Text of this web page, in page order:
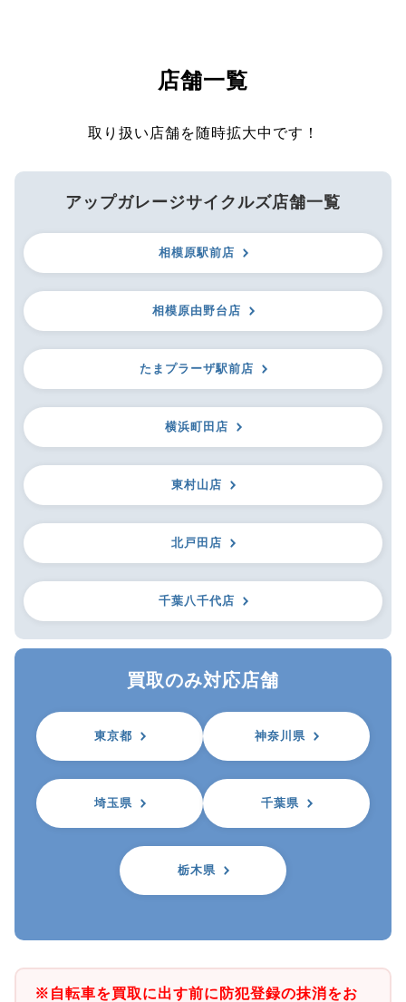
店舗一覧
取り扱い店舗を随時拡大中です！
アップガレージサイクルズ店舗一覧
相模原駅前店
相模原由野台店
たまプラーザ駅前店
横浜町田店
東村山店
北戸田店
千葉八千代店
買取のみ対応店舗
東京都 神奈川県
埼玉県 千葉県
栃木県
※自転車を買取に出す前に防犯登録の抹消をお